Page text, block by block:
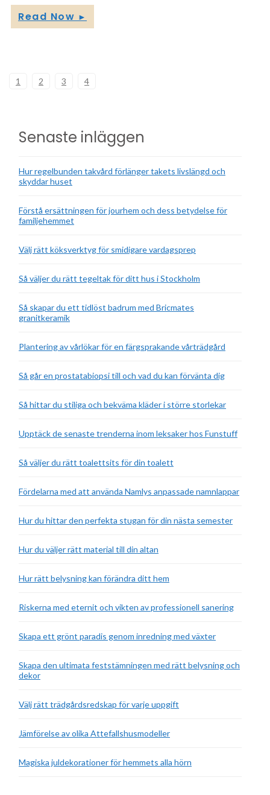
Read Now ►
1 2 3 4
Senaste inläggen
Hur regelbunden takvård förlänger takets livslängd och
skyddar huset
Förstå ersättningen för jourhem och dess betydelse för
familjehemmet
Välj rätt köksverktyg för smidigare vardagsprep
Så väljer du rätt tegeltak för ditt hus i Stockholm
Så skapar du ett tidlöst badrum med Bricmates
granitkeramik
Plantering av vårlökar för en färgsprakande vårträdgård
Så går en prostatabiopsi till och vad du kan förvänta dig
Så hittar du stiliga och bekväma kläder i större storlekar
Upptäck de senaste trenderna inom leksaker hos Funstuff
Så väljer du rätt toalettsits för din toalett
Fördelarna med att använda Namlys anpassade namnlappar
Hur du hittar den perfekta stugan för din nästa semester
Hur du väljer rätt material till din altan
Hur rätt belysning kan förändra ditt hem
Riskerna med eternit och vikten av professionell sanering
Skapa ett grönt paradis genom inredning med växter
Skapa den ultimata feststämningen med rätt belysning och
dekor
Välj rätt trädgårdsredskap för varje uppgift
Jämförelse av olika Attefallshusmodeller
Magiska juldekorationer för hemmets alla hörn